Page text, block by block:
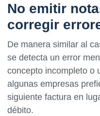
No emitir
corregir
De manera similar al
se detecta un error
concepto incompleto o
algunas empresas
siguiente factura en
débito.